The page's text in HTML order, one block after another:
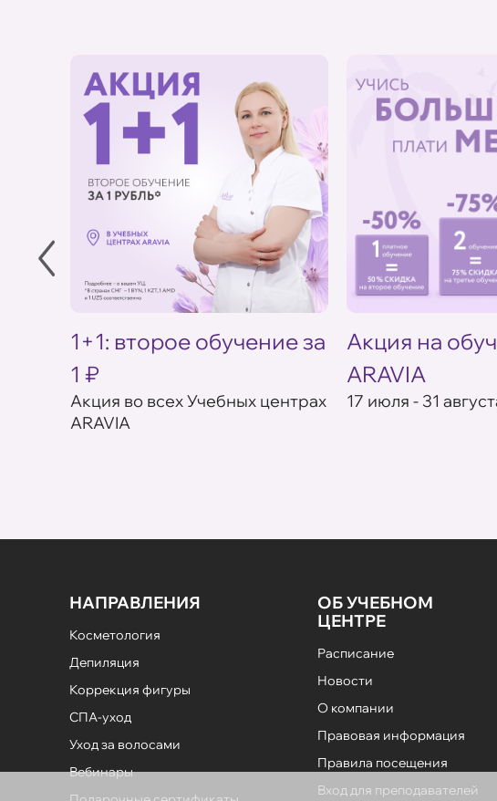
1+1: второе обучение за
1 ₽
Акция во всех Учебных центрах
ARAVIA
Акция на
ARAVIA
17 июля - 31
НАПРАВЛЕНИЯ
Косметология
Депиляция
Коррекция фигуры
СПА-уход
Уход за волосами
Вебинары
ОБ УЧЕБНОМ
ЦЕНТРЕ
Расписание
Новости
О компании
Правовая информация
Правила посещения
Вход для преподавателей